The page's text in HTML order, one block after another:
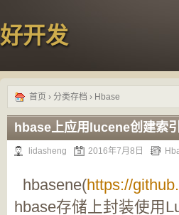
好开发
首页 › 分类存档 › Hbase
hbase上应用lucene创建索
lidasheng 2016年7月8日
hbasene(https://
hbase存储上封装使用